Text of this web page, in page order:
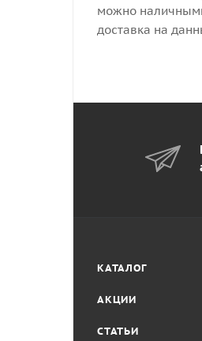
можно
доставка на
КАТАЛОГ
АКЦИИ
СТАТЬИ